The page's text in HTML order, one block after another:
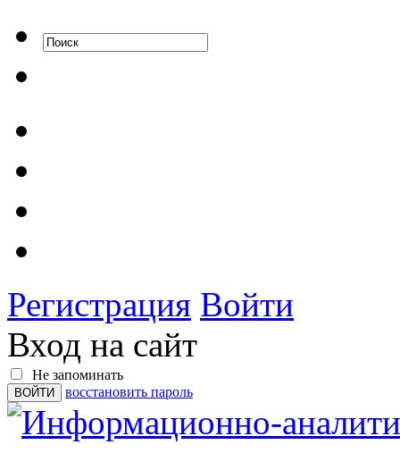
Регистрация Войти
Вход на сайт
Не запоминать
восстановить пароль